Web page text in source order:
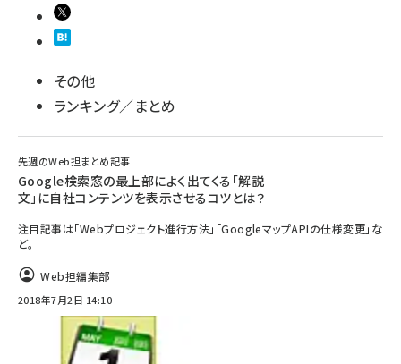
その他
ランキング／まとめ
先週のWeb担まとめ記事
Google検索窓の最上部によく出てくる「解説
文」に自社コンテンツを表示させるコツとは？
注目記事は「Webプロジェクト進行方法」「GoogleマップAPIの仕様変更」な
ど。
Web担編集部
2018年7月2日 14:10